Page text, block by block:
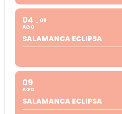
04
AGO
08
SALAMANCA ECLIPSA
09
AGO
SALAMANCA ECLIPSA